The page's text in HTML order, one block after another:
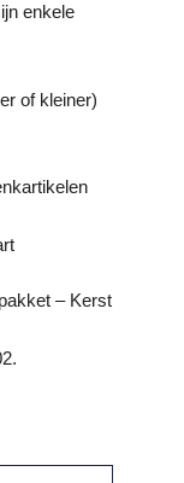
enkele
of kleiner)
– Kerst
.